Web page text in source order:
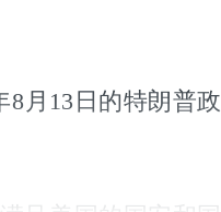
8月13日的特朗普政